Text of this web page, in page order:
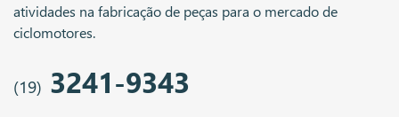
atividades na fabricação de peças para o mercado de
ciclomotores.
(19) 3241-9343